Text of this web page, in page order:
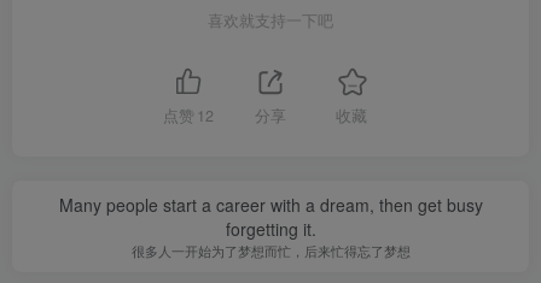
喜欢就支持一下吧
点赞 12 分享 收藏
Many people start a career with a dream, then get busy
forgetting it.
很多人一开始为了梦想而忙，后来忙得忘了梦想